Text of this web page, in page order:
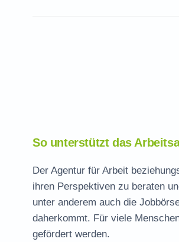
So unterstützt das
Der Agentur für Arbeit
ihren Perspektiven zu beraten
unter anderem auch die
daherkommt. Für viele
gefördert werden.